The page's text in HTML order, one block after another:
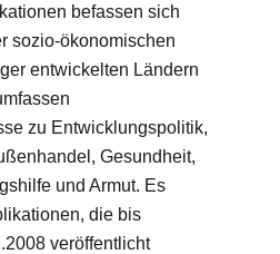
befassen sich
sozio-ökonomischen
entwickelten Ländern
zu Entwicklungspolitik,
Gesundheit,
und Armut. Es
die bis
veröffentlicht